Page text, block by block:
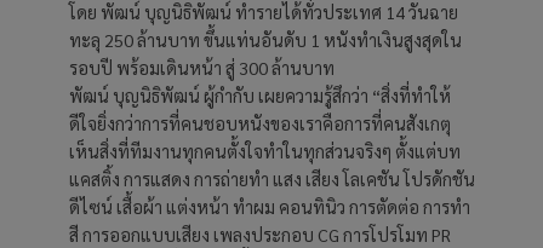
โดย พัฒน์ บุญนิธิพัฒน์ ทำรายได้ทั่วประเทศ 14 วันฉาย
ทะลุ 250 ล้านบาท ขึ้นแท่นอันดับ 1 หนังทำเงินสูงสุดใน
รอบปี พร้อมเดินหน้า สู่ 300 ล้านบาท
​พัฒน์ บุญนิธิพัฒน์ ผู้กำกับ เผยความรู้สึกว่า “สิ่งที่ทำให้
ดีใจยิ่งกว่าการที่คนชอบหนังของเราคือการที่คนสังเกตุ
เห็นสิ่งที่ทีมงานทุกคนตั้งใจทำในทุกส่วนจริงๆ ตั้งแต่บท
แคสติ้ง การแสดง การถ่ายทำ แสง เสียง โลเคชัน โปรดักชัน
ดีไซน์ เสื้อผ้า แต่งหน้า ทำผม คอนทินิว การตัดต่อ การทำ
สี การออกแบบเสียง เพลงประกอบ CG การโปรโมท PR